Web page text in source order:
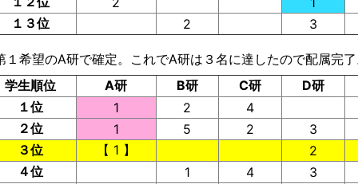
１３位
2 3
１希望のA研で確定。これでA研は３名に達したので配属完了
学生順位
A研 B研 C研 D研
１位
1 2 4
２位
1 5 2 3
３位
【 1 】 2
４位
1 4 3